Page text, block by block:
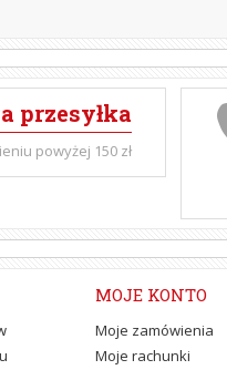
przesyłka
powyżej 150 zł
MOJE KONTO
Moje zamówienia
Moje rachunki